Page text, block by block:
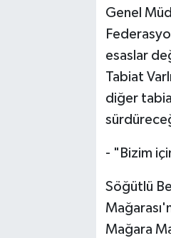
Genel
esaslar
Tabiat
diğer
- "Bizim
Söğütlü
Mağara